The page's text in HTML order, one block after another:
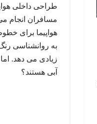
طراحی داخلی
مسافران انجام
هواپیما برای
به روانشناسی
زیادی می دهد.
آبی هستند؟